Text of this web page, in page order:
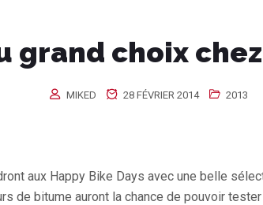
grand choix chez
MIKED 28 FÉVRIER 2014 2013
aux Happy Bike Days avec une belle
de bitume auront la chance de pouvoir tester